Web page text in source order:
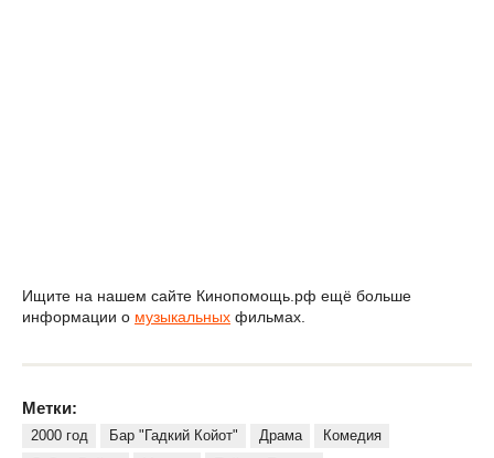
Ищите на нашем сайте Кинопомощь.рф ещё больше
информации о музыкальных фильмах.
Метки:
2000 год Бар "Гадкий Койот" Драма
Комедия